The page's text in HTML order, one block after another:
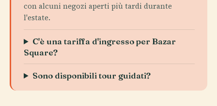
con alcuni negozi aperti più tardi durante
l'estate.
C'è una tariffa d'ingresso per Bazar
Square?
Sono disponibili tour guidati?